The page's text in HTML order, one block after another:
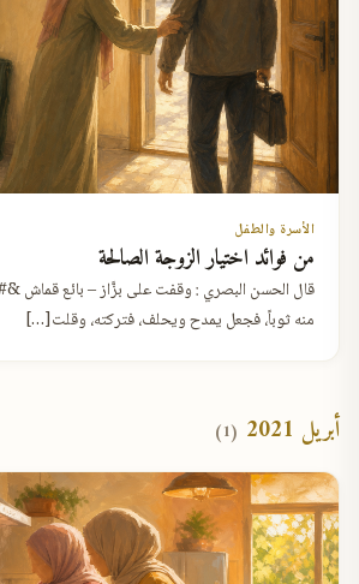
الأسرة والطفل
من فوائد اختيار الزوجة الصالحة
منه ثوباً، فجعل يمدح ويحلف، فتركته، وقلت[…]
أبريل 2021 (1)